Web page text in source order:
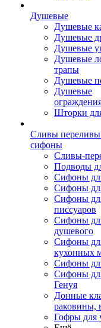
Душевые
Душевые
Душевые
Душевые
Душевые
трапы
Душевые
Душевые
Шторки
Сливы
сифоны
Сливы-
Подводы
Сифоны
Сифоны
Сифоны
писсуаров
Сифоны
душевого
Сифоны
кухонных
Сифоны
Сифоны
Генуя
Донные
раковины,
Гофры для